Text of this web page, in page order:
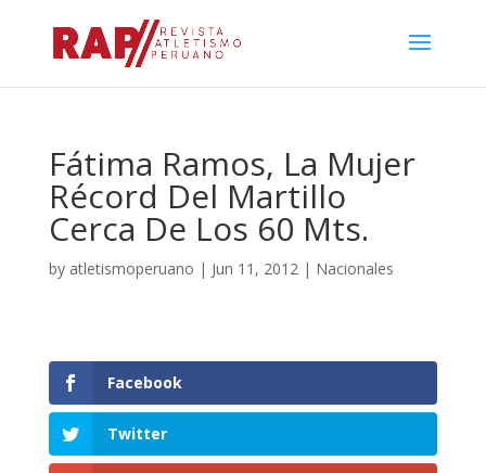
Fátima Ramos, La Mujer
Récord Del Martillo
Cerca De Los 60 Mts.
by atletismoperuano | Jun 11, 2012| Nacionales
Facebook
Twitter